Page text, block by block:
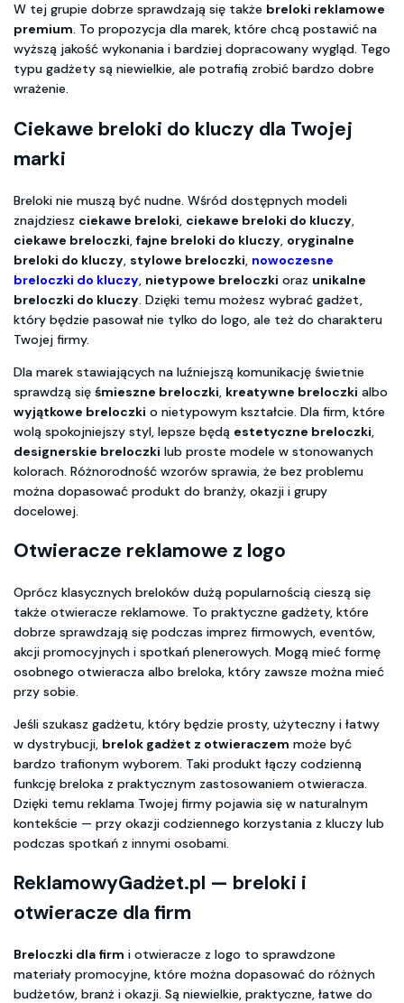
W tej grupie dobrze sprawdzają się także breloki reklamowe
premium. To propozycja dla marek, które chcą postawić na
wyższą jakość wykonania i bardziej dopracowany wygląd. Tego
typu gadżety są niewielkie, ale potrafią zrobić bardzo dobre
wrażenie.
Ciekawe breloki do kluczy dla Twojej
marki
Breloki nie muszą być nudne. Wśród dostępnych modeli
znajdziesz ciekawe breloki ciekawe breloki do kluczy
ciekawe breloczki fajne breloki do kluczy oryginalne
breloki do kluczy stylowe breloczki nowoczesne
breloczki do kluczy nietypowe breloczki oraz unikalne
breloczki do kluczy . Dzięki temu możesz wybrać gadżet,
który będzie pasował nie tylko do logo, ale też do charakteru
Twojej firmy.
Dla marek stawiających na luźniejszą komunikację świetnie
sprawdzą się śmieszne breloczki kreatywne breloczki albo
wyjątkowe breloczki o nietypowym kształcie. Dla firm, które
wolą spokojniejszy styl, lepsze będą estetyczne breloczki
designerskie breloczki lub proste modele w stonowanych
kolorach. Różnorodność wzorów sprawia, że bez problemu
można dopasować produkt do branży, okazji i grupy
docelowej.
Otwieracze reklamowe z logo
Oprócz klasycznych breloków dużą popularnością cieszą się
także otwieracze reklamowe. To praktyczne gadżety, które
dobrze sprawdzają się podczas imprez firmowych, eventów,
akcji promocyjnych i spotkań plenerowych. Mogą mieć formę
osobnego otwieracza albo breloka, który zawsze można mieć
przy sobie.
Jeśli szukasz gadżetu, który będzie prosty, użyteczny i łatwy
w dystrybucji, brelok gadżet z otwieraczem może być
bardzo trafionym wyborem. Taki produkt łączy codzienną
funkcję breloka z praktycznym zastosowaniem otwieracza.
Dzięki temu reklama Twojej firmy pojawia się w naturalnym
kontekście — przy okazji codziennego korzystania z kluczy lub
podczas spotkań z innymi osobami.
ReklamowyGadżet.pl — breloki i
otwieracze dla firm
Breloczki dla firm i otwieracze z logo to sprawdzone
materiały promocyjne, które można dopasować do różnych
budżetów, branż i okazji. Są niewielkie, praktyczne, łatwe do